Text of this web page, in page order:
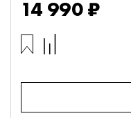
14 990 ₽